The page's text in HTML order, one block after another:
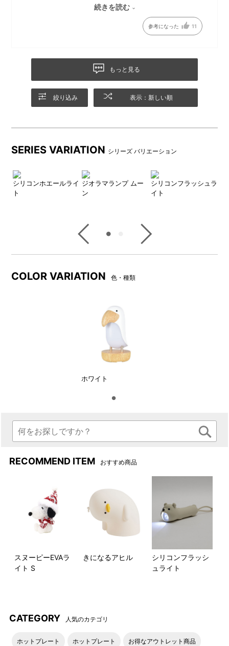
音楽は流せないようです。Bluetoothに繋げられると、より
続きを読む
参考になった 11
もっと見る
絞り込み 表示：新しい順
SERIES VARIATION シリーズ バリエーション
シリコンホエールライ
ト
ジオラマランプ ムー
ン
シリコンフラッシュラ
イト
COLOR VARIATION 色・種類
ホワイト
RECOMMEND ITEM おすすめ商品
スヌーピーEVAラ
イト S
きになるアヒル
シリコンフラッシ
ュライト
CATEGORY 人気のカテゴリ
ホットプレート ホットプレート お得なアウトレット商品